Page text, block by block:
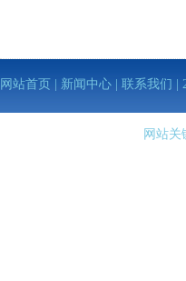
网站首页 新闻中心 联系我们 |
网站关